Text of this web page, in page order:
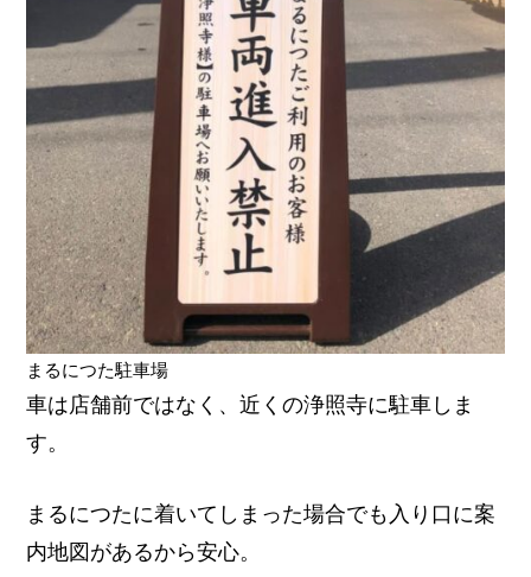
まるにつた駐車場
車は店舗前ではなく、近くの浄照寺に駐車しま
す。
まるにつたに着いてしまった場合でも入り口に案
内地図があるから安心。